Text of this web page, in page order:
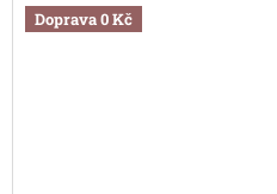
Doprava 0 Kč